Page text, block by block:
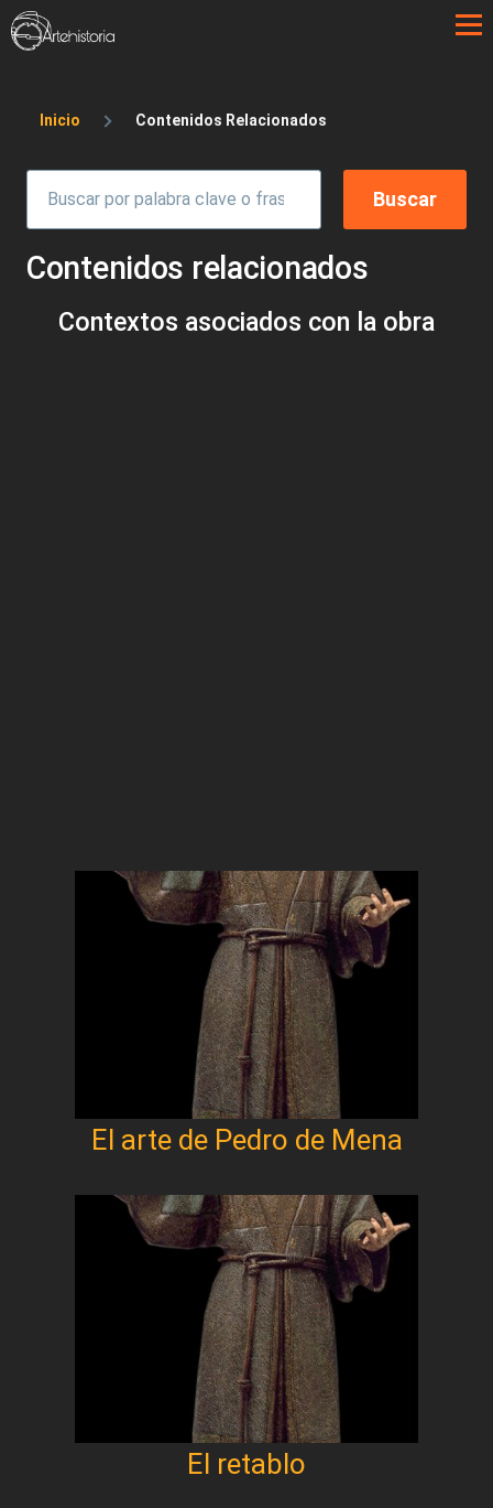
Pasar al contenido principal
Sobrescribir enlaces de ayuda a la
Inicio Contenidos Relacionados
Contenidos relacionados
Contextos asociados con la obra
El arte de Pedro de Mena
El retablo